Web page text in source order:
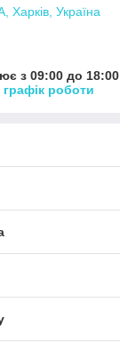
Харків, Україна
з 09:00 до 18:00
роботи